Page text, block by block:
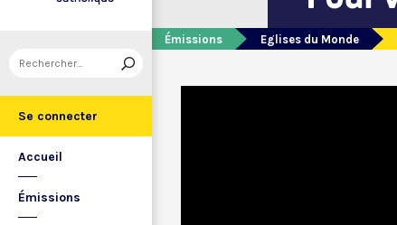
Se connecter
Accueil
Émissions
Émissions Eglises du Monde